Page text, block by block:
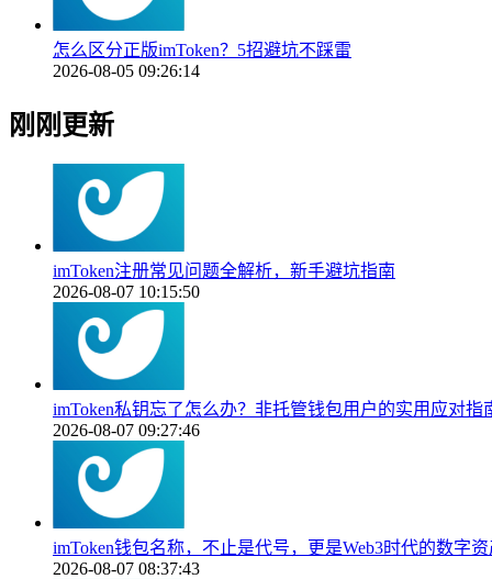
怎么区分正版imToken？5招避坑不踩雷
2026-08-05 09:26:14
刚刚更新
imToken注册常见问题全解析，新手避坑指南
2026-08-07 10:15:50
imToken私钥忘了怎么办？非托管钱包用户的实用应对指
2026-08-07 09:27:46
imToken钱包名称，不止是代号，更是Web3时代的数字
2026-08-07 08:37:43